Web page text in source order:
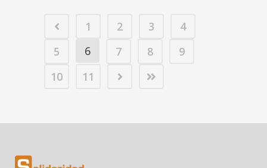
1 2 3
4
5
6 7 8
9
10
11